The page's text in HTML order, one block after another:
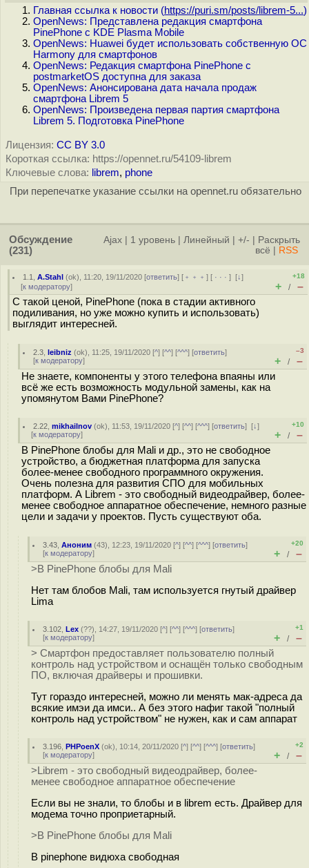
Главная ссылка к новости (https://puri.sm/posts/librem-5...)
OpenNews: Представлена редакция смартфона
PinePhone с KDE Plasma Mobile
OpenNews: Huawei будет использовать собственную ОС
Harmony для смартфонов
OpenNews: Редакция смартфона PinePhone с
postmarketOS доступна для заказа
OpenNews: Анонсирована дата начала продаж
смартфона Librem 5
OpenNews: Произведена первая партия смартфона
Librem 5. Подготовка PinePhone
Лицензия: CC BY 3.0
Короткая ссылка: https://opennet.ru/54109-librem
Ключевые слова: librem, phone
При перепечатке указание ссылки на opennet.ru обязательно
Обсуждение
(231)
Ajax 1 уровень Линейный +/-
Раскрыть
всё
RSS
1.1 ,A.Stahl (ok), 11:20, 19/11/2020 [ответить] [ ﹢﹢﹢] [ · · ·][↓]
[к модератору]
+18
+ / –
С такой ценой, PinePhone (пока в стадии активного
подиливания, но уже можно купить и использовать)
выглядит интересней.
2.3 ,leibniz (ok), 11:25, 19/11/2020 [^] [^^] [^^^] [ответить]
[к модератору]
–3
+ / –
Не знаете, компоненты у этого телефона впаяны или
всё же есть возможность модульной замены, как на
упомянутом Вами PinePhone?
2.22 ,mikhailnov (ok), 11:53, 19/11/2020 [^] [^^] [^^^] [ответить][↓]
[к модератору]
+10
+ / –
В PinePhone блобы для Mali и др., это не свободное
устройство, а бюджетная платформа для запуска
более-менее свободного программного окружения.
Очень полезна для развития СПО для мобильных
платформ. А Librem - это свободный видеодрайвер, более-
менее свободное аппаратное обеспечение, немного разные
цели и задачи у проектов. Пусть существуют оба.
3.43 ,Аноним (43), 12:23, 19/11/2020 [^] [^^] [^^^] [ответить]
[к модератору]
+20
+ / –
>В PinePhone блобы для Mali
Нет там блобов Mali, там используется гнутый драйвер
Lima
3.102 ,Lex (??), 14:27, 19/11/2020 [^] [^^] [^^^] [ответить]
[к модератору]
+1
+ / –
> Смартфон предоставляет пользователю полный
контроль над устройством и оснащён только свободным
ПО, включая драйверы и прошивки.
Тут гораздо интересней, можно ли менять мак-адреса да
всякие имэи да имси.. А без этого нафиг такой "полный
контроль над устройством" не нужен, как и сам аппарат
3.196 ,PHPoenX (ok), 10:14, 20/11/2020 [^] [^^] [^^^] [ответить]
[к модератору]
+2
+ / –
>Librem - это свободный видеодрайвер, более-
менее свободное аппаратное обеспечение
Если вы не знали, то блобы и в librem есть. Драйвер для
модема точно проприетарный.
>В PinePhone блобы для Mali
В pinephone видюха свободная